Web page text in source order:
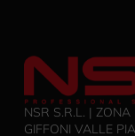
NSR S.R.L. |
GIFFONI VALLE